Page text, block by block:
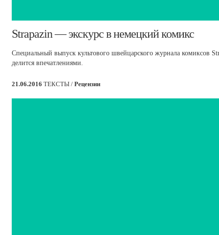
​Strapazin — экскурс в немецкий комикс
Специальный выпуск культового швейцарского журнала комиксов
делится впечатлениями.
21.06.2016 ТЕКСТЫ / Рецензии